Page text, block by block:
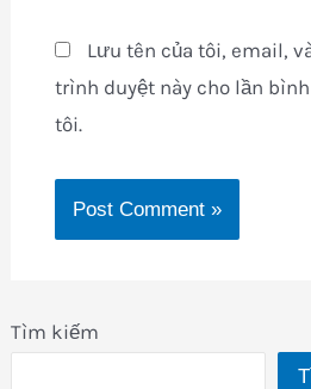
Tìm kiếm
Lưu tên của tôi, email,
trình duyệt này cho lần
tôi.